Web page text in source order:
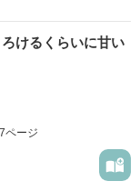
──。
けるくらいに甘い
ページ